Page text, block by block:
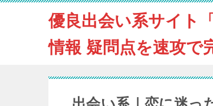
優良出会い系サイト
情報 疑問点を速攻で